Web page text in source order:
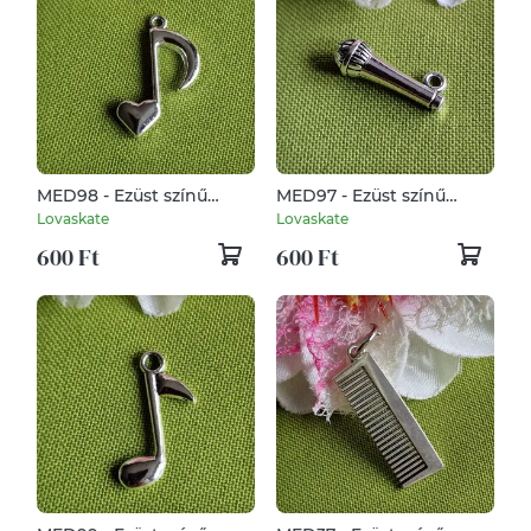
MED98 - Ezüst színű
zenész medál 17x27mm –
Lovaskate
600 Ft
MED97 - Ezüst színű
zenész medál 21x7mm –
Lovaskate
600 Ft